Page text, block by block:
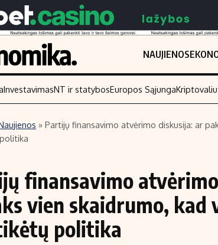
NAUJIENOS
Įmonės
Žemės ūkis
Technologijos
Laisvalaikis
InvestavimasNT ir statybosEuropos Sąjunga
» Partijų finansavimo atvėrimo diskusija: ar
finansavimo
vien skaidrumo, kad
politika